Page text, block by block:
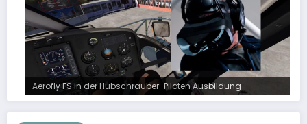
Aerofly FS in der Hubschrauber-Piloten Ausbildung